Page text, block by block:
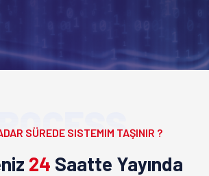
SÜREDE SISTEMIM TAŞINIR ?
24 Saatte Yayında